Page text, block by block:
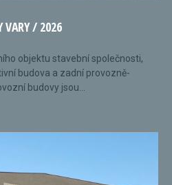
VARY / 2026
objektu stavební společnosti,
budova a zadní provozně-
budovy jsou...